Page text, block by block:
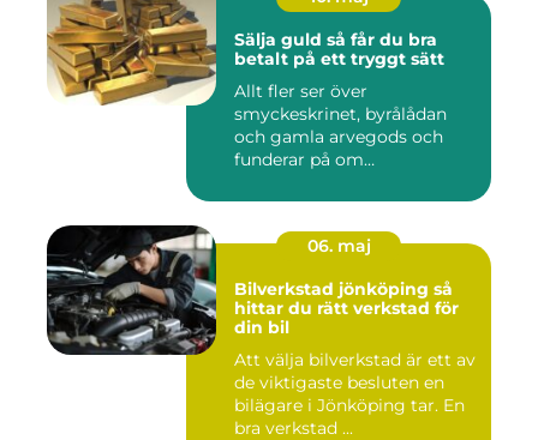
Sälja guld så får du bra
betalt på ett tryggt sätt
Allt fler ser över
smyckeskrinet, byrålådan
och gamla arvegods och
funderar på om
06. maj
Bilverkstad jönköping så
hittar du rätt verkstad för
din bil
Att välja bilverkstad är ett av
de viktigaste besluten en
bilägare i Jönköping tar. En
bra verkstad ...